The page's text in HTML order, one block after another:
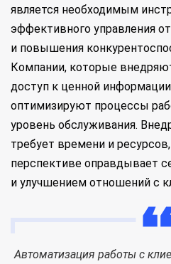
является необходимым
эффективного управления
и повышения
Компании, которые
доступ к ценной информации
оптимизируют процессы
уровень обслуживания.
требует времени и
перспективе оправдывает
и улучшением отношений с
Автоматизация работы с